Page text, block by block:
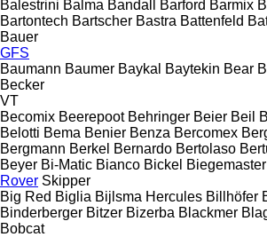
Balestrini Balma Bandall Barford Barmix
Bartontech Bartscher Bastra Battenfeld
Bauer
GFS
Baumann Baumer Baykal Baytekin Bear
Becker
VT
Becomix Beerepoot Behringer Beier Beil
Belotti Bema Benier Benza Bercomex
Bergmann Berkel Bernardo Bertolaso
Beyer Bi-Matic Bianco Bickel Biegemaster
Rover Skipper
Big Red Biglia Bijlsma Hercules Billhöfer
Binderberger Bitzer Bizerba Blackmer
Bobcat